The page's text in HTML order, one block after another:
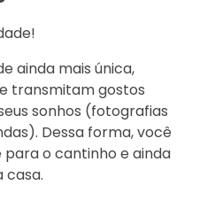
ainda mais única,
transmitam gostos
sonhos (fotografias
Dessa forma, você
o cantinho e ainda
casa.